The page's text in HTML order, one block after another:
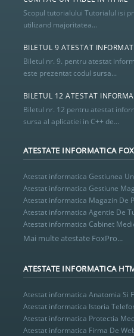
Scopul tutorialului Tutorialul isi
utilizand majoritatea...
BILETUL 9 ATESTAT
Biletul nr. 9. pentru atestat
este prezentat codul sursa...
BILETUL 12 ATESTAT
Biletul nr. 12 pentru atestat
sursa al aplicatiei in C++ de...
ATESTATE INFORMATICA
Atestat informatica Gestiunea
Atestat informatica Gestiune
Atestat informatica Magazin De
Atestat informatica Agentie De
Atestat informatica Cabinet
Mai multe atestate FoxPro...
ATESTATE INFORMATICA
Atestat informatica Anatomia Si
Atestat informatica Istoria
Atestat informatica Protectia
Atestat informatica Firma De